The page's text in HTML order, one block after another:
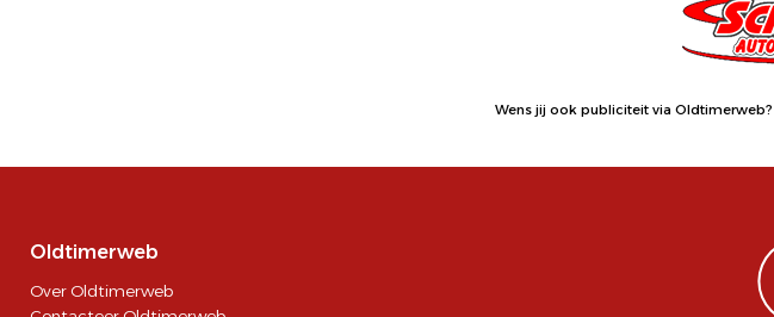
Wens jij ook publiciteit via Oldtimerweb?
Oldtimerweb
Over Oldtimerweb